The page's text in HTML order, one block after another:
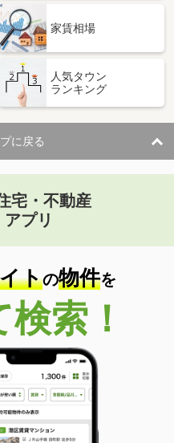
家賃相場
人気タウン
ランキング
に戻る
宅・不動産
アプリ
トの物件を
索！